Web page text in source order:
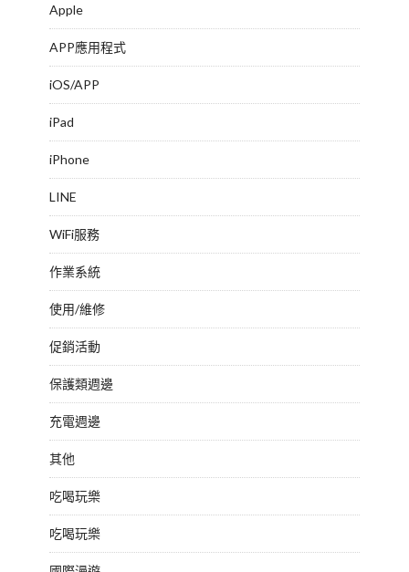
Apple
APP應用程式
iOS/APP
iPad
iPhone
LINE
WiFi服務
作業系統
使用/維修
促銷活動
保護類週邊
充電週邊
其他
吃喝玩樂
吃喝玩樂